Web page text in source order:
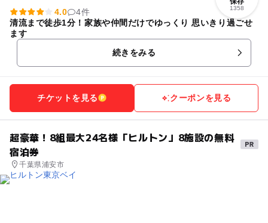
1358
4.0
4件
清流まで徒歩1分！家族や仲間だけでゆっくり 思いきり過ごせ
ます
続きをみる
チケットを見る クーポンを見る
超豪華！8組最大24名様「ヒルトン」8施設の無料
宿泊券
千葉県浦安市